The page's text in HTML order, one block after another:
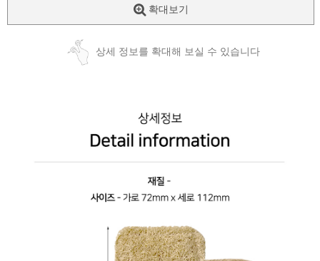
확대보기
상세 정보를 확대해 보실 수 있습니다